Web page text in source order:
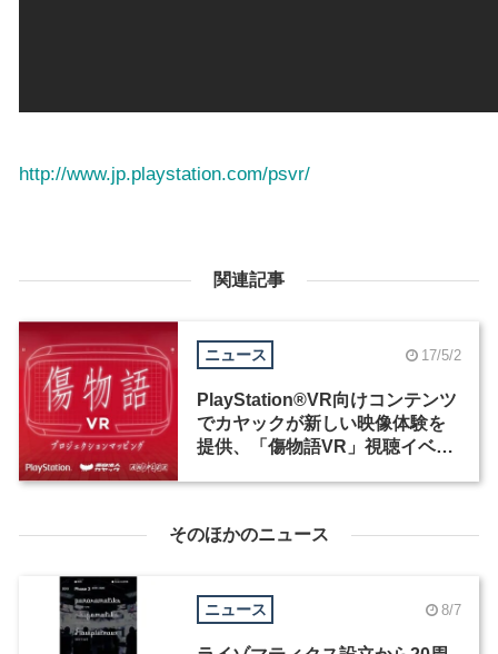
http://www.jp.playstation.com/psvr/
関連記事
ニュース 17/5/2
PlayStation®VR向けコンテンツ
でカヤックが新しい映像体験を
提供、「傷物語VR」視聴イベン
そのほかのニュース
ニュース 8/7